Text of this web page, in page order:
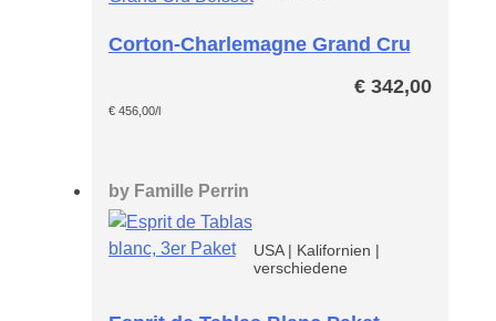
Corton-Charlemagne Grand Cru
€ 342,00
€456,00/l
by Famille Perrin
USA| Kalifornien |
verschiedene